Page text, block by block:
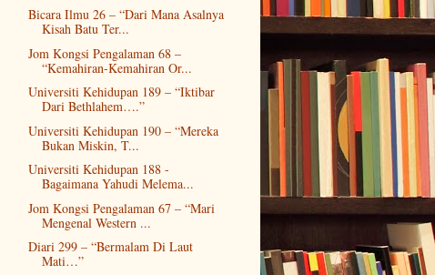
Bicara Ilmu 26 – “Dari Mana Asalnya
Kisah Batu Ter...
Jom Kongsi Pengalaman 68 –
“Kemahiran-Kemahiran Or...
Universiti Kehidupan 189 – “Iktibar
Dari Bethlahem….”
Universiti Kehidupan 190 – “Mereka
Bukan Miskin, T...
Universiti Kehidupan 188 -
Bagaimana Yahudi Melema...
Jom Kongsi Pengalaman 67 – “Mari
Mengenal Western ...
Diari 299 – “Bermalam Di Laut
Mati…”